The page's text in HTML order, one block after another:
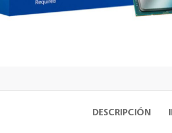
DESCRIPCIÓN